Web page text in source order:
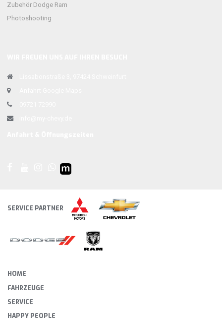
Zubehör Dodge Ram
Photoshooting
SERVICE PARTNER
HOME
FAHRZEUGE
SERVICE
HAPPY PEOPLE